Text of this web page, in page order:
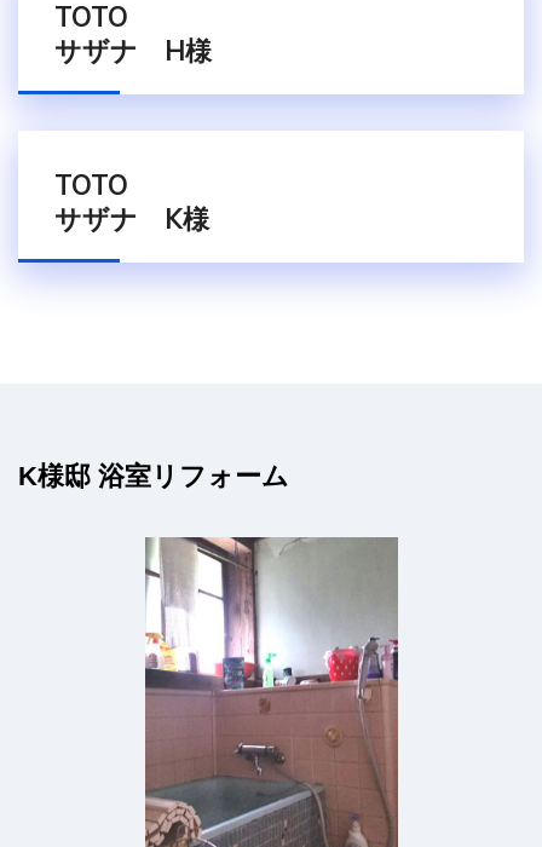
TOTO
サザナ H様
TOTO
サザナ K様
K様邸 浴室リフォーム